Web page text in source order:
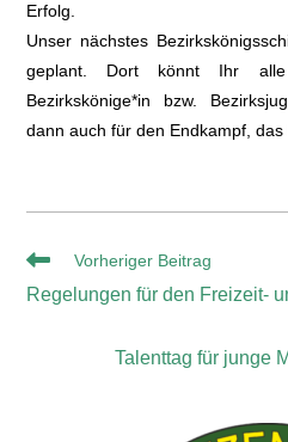
Erfolg.
Unser nächstes
geplant. Dort könnt Ihr
Bezirkskönige*in bzw.
dann auch für den Endkampf, das
Vorheriger Beitrag
Regelungen für den Freizeit-
Talenttag für junge